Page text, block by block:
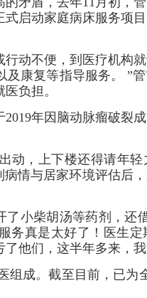
启动家庭病床服务项
动不便，到医疗机构
康复等指导服务。 ”
负担。
年因脑动脉瘤破裂
，上下楼还得请年轻
情与居家环境评估后
小柴胡汤等药剂，还
务真是太好了！医生
他们，这半年多来，
成。截至目前，已为